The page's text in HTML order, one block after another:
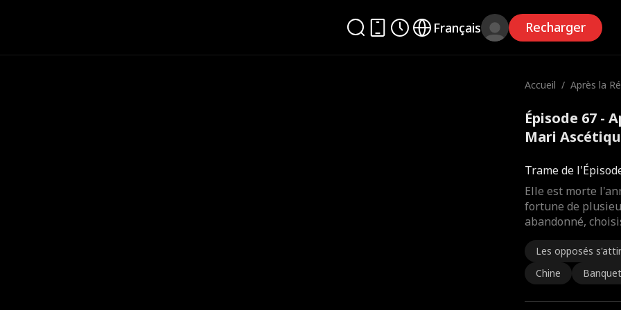
Français Recharger
Accueil / Après la
eur
Épisode 67 -
Mari
Trame de
Elle est morte
fortune de
abandonné,
Les opposés
Chine
Banquet